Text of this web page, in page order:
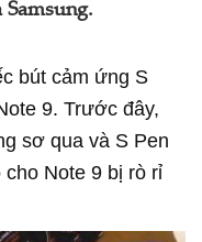
bút cảm ứng S
9. Trước đây,
sơ qua và S Pen
Note 9 bị rò rỉ